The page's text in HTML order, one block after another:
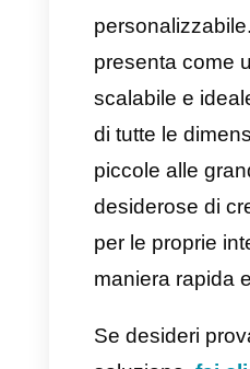
– Una
risposte,
verrà
di risposta.